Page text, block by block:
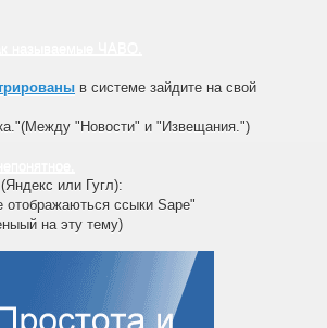
в системе зайдите на свой
"Новости" и "Извещания.")
или Гугл):
отображаються ссыки Sape"
на эту тему)